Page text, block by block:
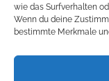
wie das Surfverhalten
Wenn du deine
bestimmte Merkmale
Saarbrücker
66822